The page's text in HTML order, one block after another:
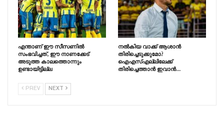
എന്താണ് ഈ സീസണിൽ
സംഭവിച്ചത്, ഈ നാണക്കേട്
അടുത്ത കാലത്തൊന്നും
ഉണ്ടായിട്ടില്ല
നൽകിയ വാക്ക് ആശാൻ
തിരിച്ചെടുക്കുമോ?
ഐഎസ്എല്ലിലേക്ക്
തിരിച്ചെത്താൻ ഇവാൻ…
PREV NEXT